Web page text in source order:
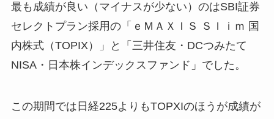
最も成績が良い（マイナスが少ない）のはSBI証券
セレクトプラン採用の「ｅＭＡＸＩＳ Ｓｌｉｍ 国
内株式（TOPIX）」と「三井住友・DCつみたて
NISA・日本株インデックスファンド」でした。
この期間では日経225よりもTOPXIのほうが成績が